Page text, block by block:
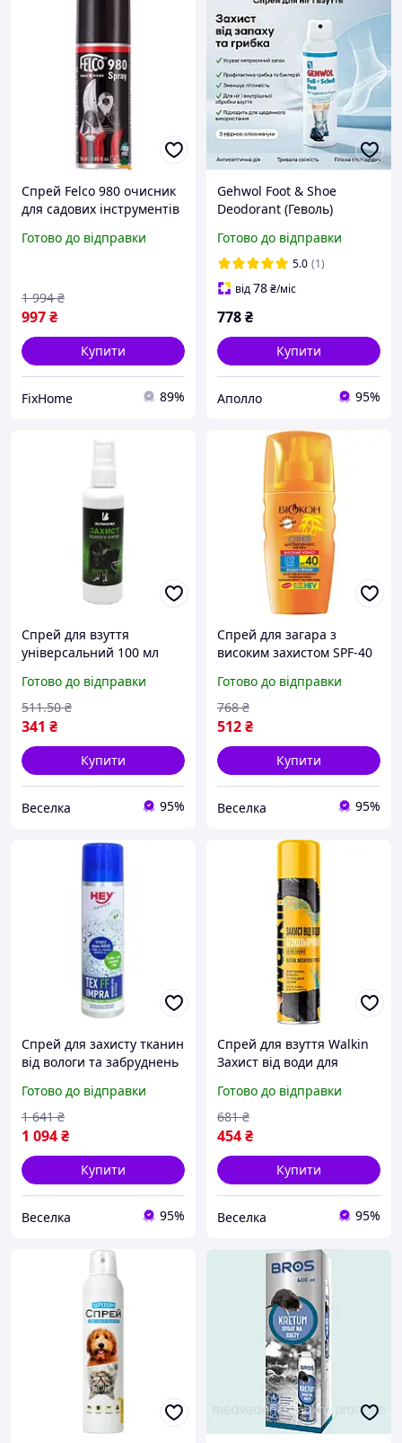
Спрей Felco 980 очисник
для садових інструментів
зношування
Готово до відправки
997₴
1 994 ₴
Купити
FixHome 89%
Gehwol Foot & Shoe
Deodorant (Геволь)
і взуття від запаху та
грибка, свіжість і захист,
150 мл
Готово до відправки
5.0 (1)
від78₴/міс
778₴
Купити
Аполло 95%
Спрей для взуття
універсальний 100 мл
для шкіри замші
текстилю FLAME
Готово до відправки
341 ₴
511.50 ₴
Купити
Веселка 95%
Спрей для загара з
високим захистом SPF-40
зволожуючий для захисту
від сонячних опіків. SPICY
Готово до відправки
512₴
768 ₴
Купити
Веселка 95%
Спрей для захисту тканин
від вологи та забруднень
відпочинку та
мембранних матеріалів
FLAME
Готово до відправки
1 094₴
1 641 ₴
Купити
Веселка 95%
Спрей для взуття Walkin
Захист від води для
замші, нубуку
Безбарвний 250 мл
(4820184442115)
Готово до відправки
454₴
681 ₴
Купити
Веселка 95%